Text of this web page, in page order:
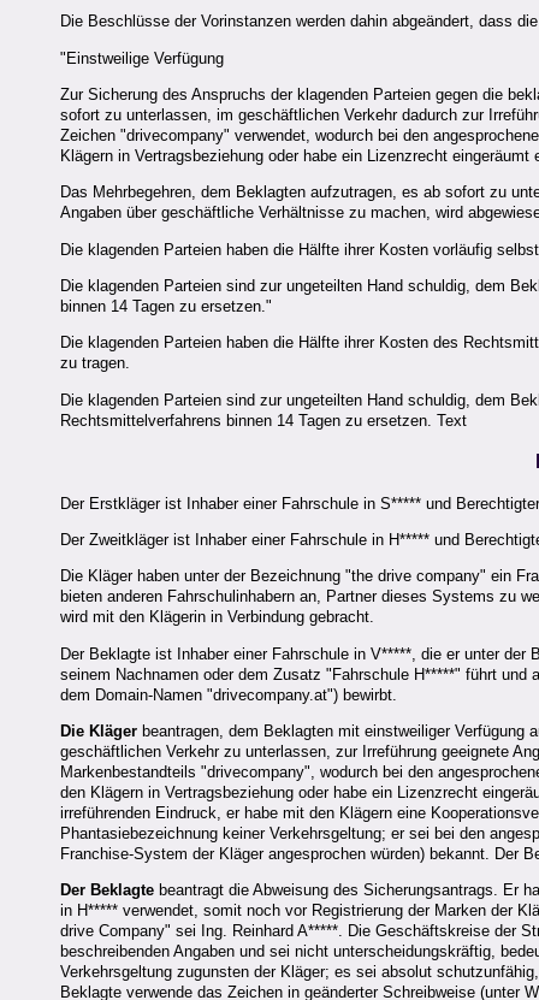
Die Beschlüsse der Vorinstanzen werden dahin abgeändert, dass
"Einstweilige Verfügung
Zur Sicherung des Anspruchs der klagenden Parteien gegen die
sofort zu unterlassen, im geschäftlichen Verkehr dadurch zur
Zeichen "drivecompany" verwendet, wodurch bei den
Klägern in Vertragsbeziehung oder habe ein Lizenzrecht eingeräumt
Das Mehrbegehren, dem Beklagten aufzutragen, es ab sofort zu
Angaben über geschäftliche Verhältnisse zu machen, wird
Die klagenden Parteien haben die Hälfte ihrer Kosten vorläufig
Die klagenden Parteien sind zur ungeteilten Hand schuldig, dem
binnen 14 Tagen zu ersetzen."
Die klagenden Parteien haben die Hälfte ihrer Kosten des
zu tragen.
Die klagenden Parteien sind zur ungeteilten Hand schuldig, dem
Rechtsmittelverfahrens binnen 14 Tagen zu ersetzen. Text
Der Erstkläger ist Inhaber einer Fahrschule in S***** und
Der Zweitkläger ist Inhaber einer Fahrschule in H***** und
Die Kläger haben unter der Bezeichnung "the drive company" ein
bieten anderen Fahrschulinhabern an, Partner dieses Systems zu
wird mit den Klägerin in Verbindung gebracht.
Der Beklagte ist Inhaber einer Fahrschule in V*****, die er unter
seinem Nachnamen oder dem Zusatz "Fahrschule H*****" führt
dem Domain-Namen "drivecompany.at") bewirbt.
Die Kläger beantragen, dem Beklagten mit einstweiliger
geschäftlichen Verkehr zu unterlassen, zur Irreführung geeignete
Markenbestandteils "drivecompany", wodurch bei den
den Klägern in Vertragsbeziehung oder habe ein Lizenzrecht
irreführenden Eindruck, er habe mit den Klägern eine
Phantasiebezeichnung keiner Verkehrsgeltung; er sei bei den
Franchise-System der Kläger angesprochen würden) bekannt. Der
Der Beklagte beantragt die Abweisung des Sicherungsantrags. Er
in H***** verwendet, somit noch vor Registrierung der Marken der
drive Company" sei Ing. Reinhard A*****. Die Geschäftskreise der
beschreibenden Angaben und sei nicht unterscheidungskräftig,
Verkehrsgeltung zugunsten der Kläger; es sei absolut
Beklagte verwende das Zeichen in geänderter Schreibweise (unter